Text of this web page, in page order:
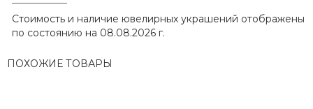
Стоимость и наличие ювелирных украшений отображены
по состоянию на 08.08.2026 г.
ПОХОЖИЕ ТОВАРЫ